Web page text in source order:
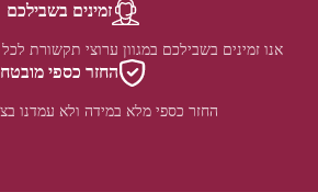
זמינים בשבילכם
אנו זמינים בשבילכם במגוון ערוצי תקשורת
החזר כספי מובטח
החזר כספי מלא במידה ולא עמדנו